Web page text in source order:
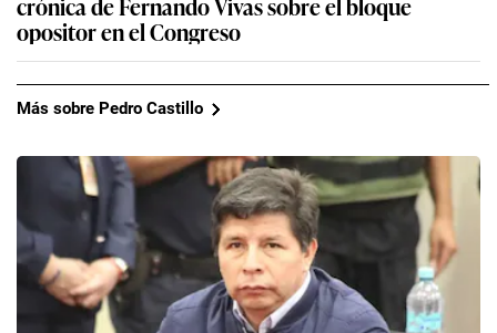
opositor en el Congreso
Más sobre Pedro Castillo